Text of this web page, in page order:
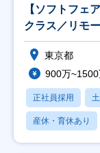
【ソフトフェ
クラス／リモ
東京都
900万
正社員採用
産休・育休あり